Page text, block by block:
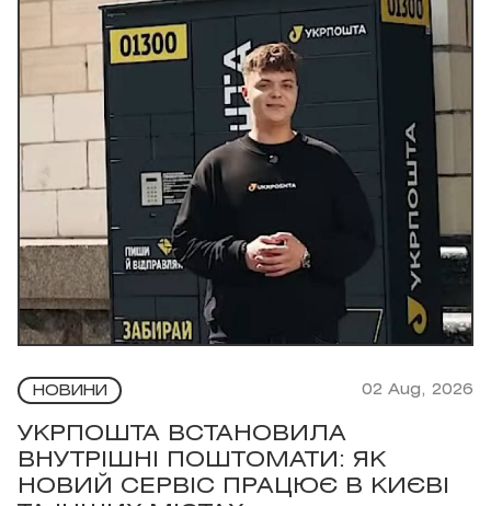
НОВИНИ 02 Aug, 2026
УКРПОШТА ВСТАНОВИЛА
ВНУТРІШНІ ПОШТОМАТИ: ЯК
НОВИЙ СЕРВІС ПРАЦЮЄ В КИЄВІ